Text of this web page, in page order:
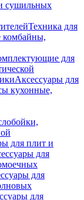
сушильных
Техника для
комбайны,
для
Аксессуары для
кухонные,
для плит и
для
для
для